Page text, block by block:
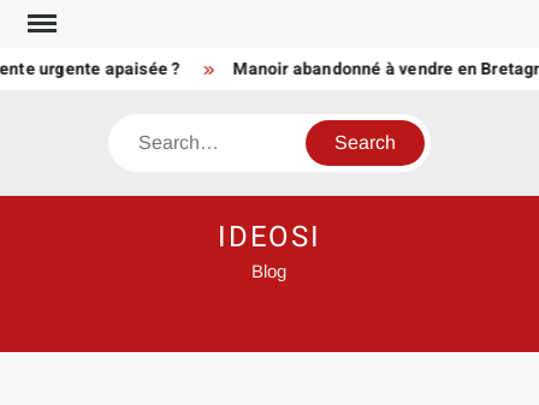
Skip
content apaisée ? Manoir abandonné à vendre en Bretagne
Search
IDEOSI
Blog